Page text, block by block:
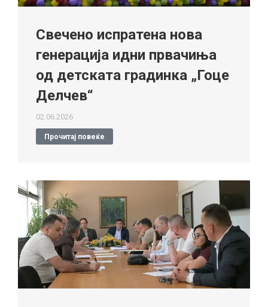
Свечено испратена нова
генерација идни првачиња
од детската градинка „Гоце
Делчев“
02.06.2026
Прочитај повеќе